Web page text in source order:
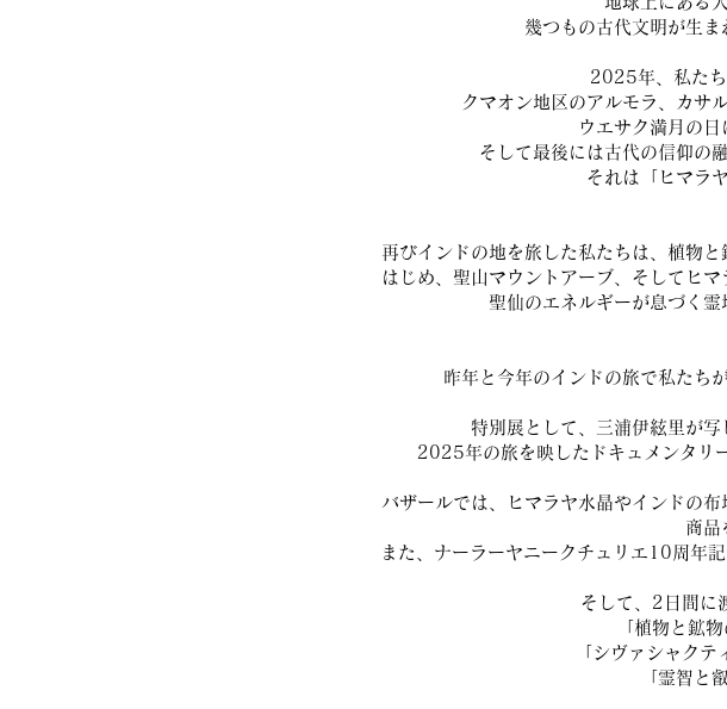
幾つもの古代文明が生ま
2025年、私たち
クマオン地区のアルモラ、カサ
ウエサク満月の日
そして最後には古代の信仰の
それは「ヒマラ
再びインドの地を旅した私たちは、植物
はじめ、聖山マウントアーブ、そしてヒ
聖仙のエネルギーが息づく霊
昨年と今年のインドの旅で私たち
特別展として、三浦伊絃里が写
2025年の旅を映したドキュメンタリ
バザールでは、ヒマラヤ水晶やインドの
商品
また、ナーラーヤニークチュリエ10周年
そして、2日間に
「植物と鉱
「シヴァシャクテ
「霊智と